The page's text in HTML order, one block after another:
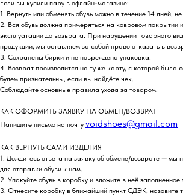
Если вы купили пару в офлайн-магазине:
1. Вернуть или обменять обувь можно в течение 14 дней,
2. Вся обувь должна примеряться на ковровом покрытии
эксплуатации до возврата. При нарушении товарного
продукции, мы оставляем за собой право отказать в
3. Сохранены бирки и не повреждена упаковка.
4. Возврат производится на ту же карту, с которой
будем признательны, если вы найдёте чек.
Соблюдайте основные правила ухода за товаром.
КАК ОФОРМИТЬ ЗАЯВКУ НА ОБМЕН/ВОЗВРАТ
Напишите письмо на почту voidshoes@gmail.com
КАК ВЕРНУТЬ САМИ ИЗДЕЛИЯ
1. Дождитесь ответа на заявку об обмене/возврате —
для отправки обуви к нам.
2. Упакуйте обувь в коробку и вложите в неё заполненное
3. Отнесите коробку в ближайший пункт СДЭК, назовите